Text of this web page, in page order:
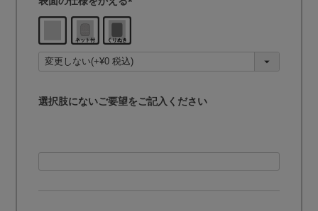
(
須
)
選択肢にないご要望をご記入ください